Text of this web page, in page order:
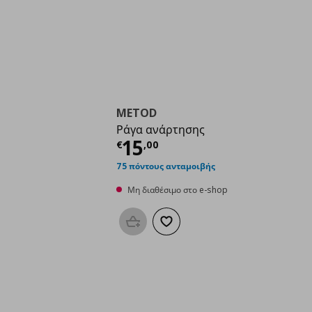
METOD
Ράγα ανάρτησης
€15,00
Τρέχουσα τιμή
75 πόντους ανταμοιβής
Μη διαθέσιμο στο e-shop
Προσθήκη στο καλάθι
Προσθήκη στα αγαπημένα